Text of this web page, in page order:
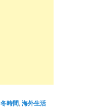
冬時間,海外生活